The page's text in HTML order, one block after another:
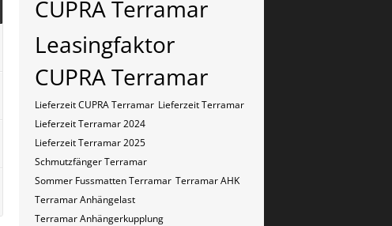
CUPRA Terramar
Leasingfaktor
CUPRA Terramar
Lieferzeit CUPRA Terramar Lieferzeit Terramar
Lieferzeit Terramar 2024
Lieferzeit Terramar 2025
Schmutzfänger Terramar
Sommer Fussmatten Terramar Terramar AHK
Terramar Anhängelast
Terramar Anhängerkupplung